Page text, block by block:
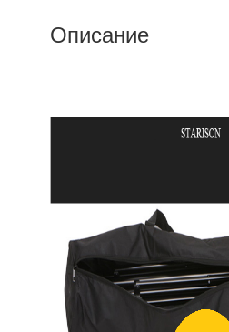
Описание